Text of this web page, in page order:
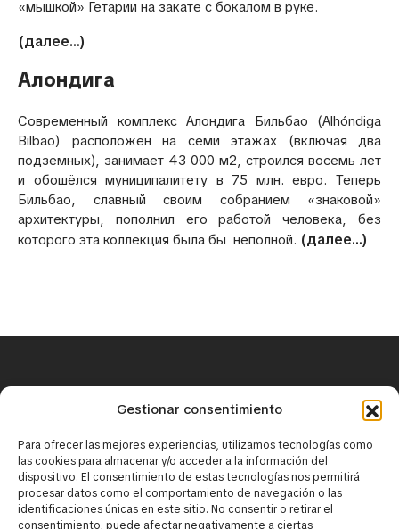
Gestionar consentimiento
Para ofrecer las mejores experiencias, utilizamos tecnologías como
las cookies para almacenar y/o acceder a la información del
dispositivo. El consentimiento de estas tecnologías nos permitirá
procesar datos como el comportamiento de navegación o las
identificaciones únicas en este sitio. No consentir o retirar el
consentimiento, puede afectar negativamente a ciertas
«мышкой» Гетарии на закате с бокалом в руке.
(далее…)
Алондига
Современный комплекс Алондига Бильбао (Alhóndiga
Bilbao) расположен на семи этажах (включая два
подземных), занимает 43 000 м2, строился восемь лет
и обошёлся муниципалитету в 75 млн. евро. Теперь
Бильбао, славный своим собранием «знаковой»
архитектуры, пополнил его работой человека, без
которого эта коллекция была бы неполной. (далее…)
+34 671 25 18 43
contact@mirbaskov.com